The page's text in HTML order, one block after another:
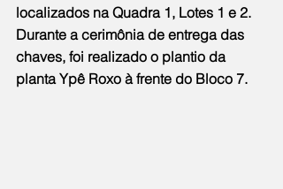
localizados na Quadra 1, Lotes 1 e 2.
Durante a cerimônia de entrega das
chaves, foi realizado o plantio da
planta Ypê Roxo à frente do Bloco 7.